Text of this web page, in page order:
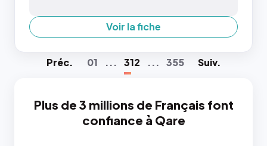
Voir la fiche
Préc. 01 ... 312 ... 355 Suiv.
Plus de 3 millions de Français font
confiance à Qare